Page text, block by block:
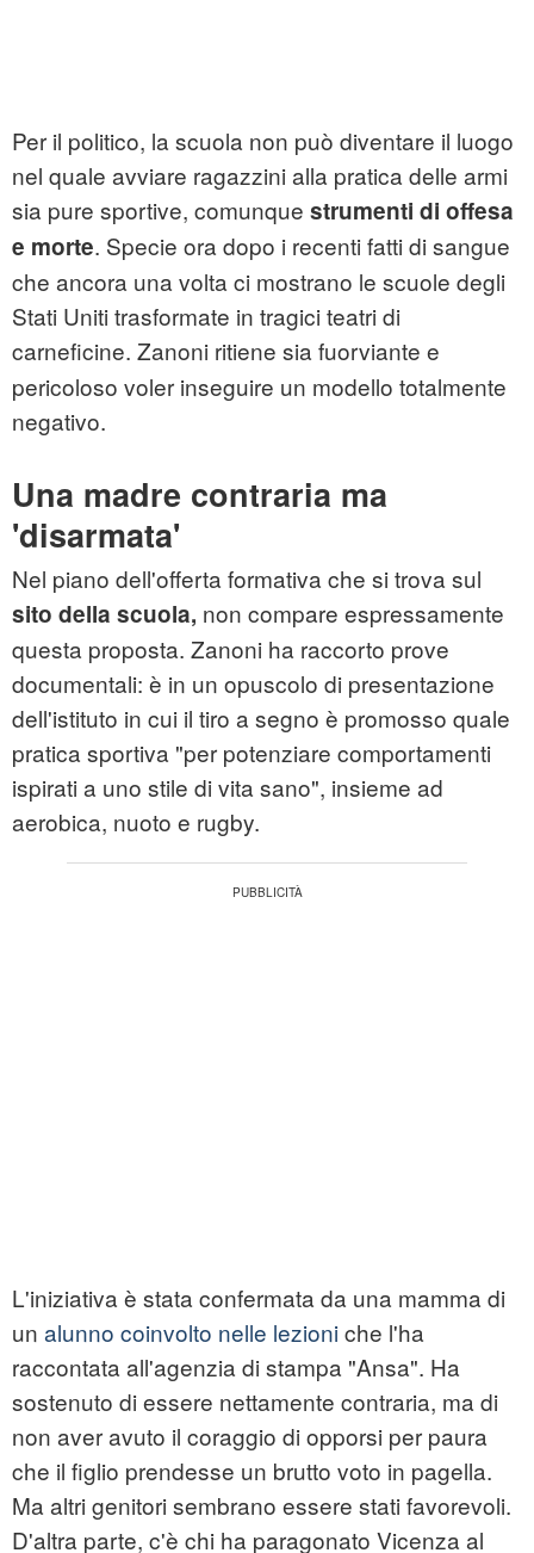
Per il politico, la scuola non può diventare il luogo
nel quale avviare ragazzini alla pratica delle armi
sia pure sportive, comunque strumenti di offesa
e morte. Specie ora dopo i recenti fatti di sangue
che ancora una volta ci mostrano le scuole degli
Stati Uniti trasformate in tragici teatri di
carneficine. Zanoni ritiene sia fuorviante e
pericoloso voler inseguire un modello totalmente
negativo.
Una madre contraria ma
'disarmata'
Nel piano dell'offerta formativa che si trova sul
sito della scuola, non compare espressamente
questa proposta. Zanoni ha raccorto prove
documentali: è in un opuscolo di presentazione
dell'istituto in cui il tiro a segno è promosso quale
pratica sportiva "per potenziare comportamenti
ispirati a uno stile di vita sano", insieme ad
aerobica, nuoto e rugby.
L'iniziativa è stata confermata da una mamma di
un alunno coinvolto nelle lezioniche l'ha
raccontata all'agenzia di stampa "Ansa". Ha
sostenuto di essere nettamente contraria, ma di
non aver avuto il coraggio di opporsi per paura
che il figlio prendesse un brutto voto in pagella.
Ma altri genitori sembrano essere stati favorevoli.
D'altra parte, c'è chi ha paragonato Vicenza al